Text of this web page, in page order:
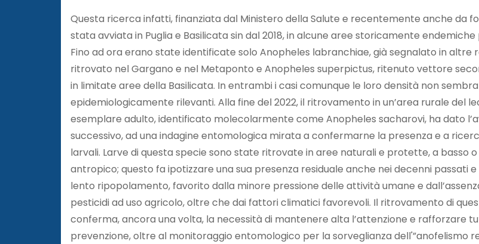
Questa ricerca infatti, finanziata dal Ministero della Salute e recentemente anche da
stata avviata in Puglia e Basilicata sin dal 2018, in alcune aree storicamente
Fino ad ora erano state identificate solo Anopheles labranchiae, già segnalato in altre
ritrovato nel Gargano e nel Metaponto e Anopheles superpictus, ritenuto vettore
in limitate aree della Basilicata. In entrambi i casi comunque le loro densità non
epidemiologicamente rilevanti. Alla fine del 2022, il ritrovamento in un’area rurale del
esemplare adulto, identificato molecolarmente come Anopheles sacharovi, ha dato
successivo, ad una indagine entomologica mirata a confermarne la presenza e a
larvali. Larve di questa specie sono state ritrovate in aree naturali e protette, a basso
antropico; questo fa ipotizzare una sua presenza residuale anche nei decenni passati e
lento ripopolamento, favorito dalla minore pressione delle attività umane e
pesticidi ad uso agricolo, oltre che dai fattori climatici favorevoli. Il ritrovamento di
conferma, ancora una volta, la necessità di mantenere alta l’attenzione e rafforzare
prevenzione, oltre al monitoraggio entomologico per la sorveglianza dell'”anofelismo